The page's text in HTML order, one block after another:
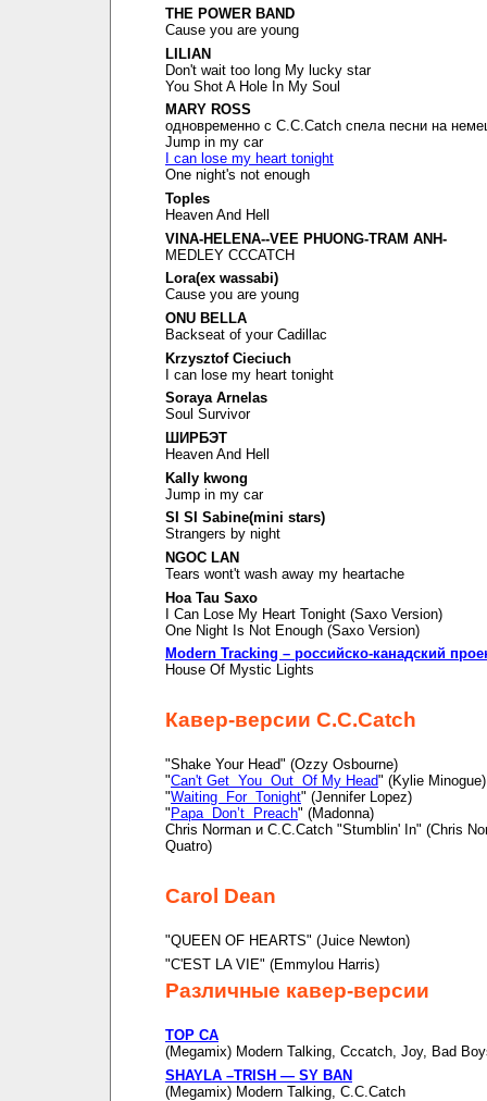
THE POWER BAND
Cause you are young
LILIAN
Don't wait too long My lucky star
You Shot A Hole In My Soul
MARY ROSS
одновременно с C.C.Catch спела песни на
Jump in my car
I can lose my heart tonight
One night's not enough
Toples
Heaven And Hell
VINA-HELENA--VEE PHUONG-TRAM ANH-
MEDLEY CCCATCH
Lora(ex wassabi)
Cause you are young
ONU BELLA
Backseat of your Cadillac
Krzysztof Cieciuch
I can lose my heart tonight
Soraya Arnelas
Soul Survivor
ШИРБЭТ
Heaven And Hell
Kally kwong
Jump in my car
SI SI Sabine(mini stars)
Strangers by night
NGOC LAN
Tears wont't wash away my heartache
Hoa Tau Saxo
I Can Lose My Heart Tonight (Saxo Version)
One Night Is Not Enough (Saxo Version)
Modern Tracking – российско-канадский
House Of Mystic Lights
Кавер-версии C.C.Catch
"Shake Your Head" (Ozzy Osbourne)
"Can't Get You Out Of My Head" (Kylie Minogue)
"Waiting For Tonight" (Jennifer Lopez)
" Papa Don’t Preach" (Madonna)
Chris Norman и C.C.Catch "Stumblin' In" (Chris
Quatro)
Carol Dean
"QUEEN OF HEARTS" (Juice Newton)
"C'EST LA VIE" (Emmylou Harris)
Различные кавер-версии
TOP CA
(Megamix) Modern Talking, Cccatch, Joy, Bad
SHAYLA –TRISH — SY BAN
(Megamix) Modern Talking, C.C.Catch